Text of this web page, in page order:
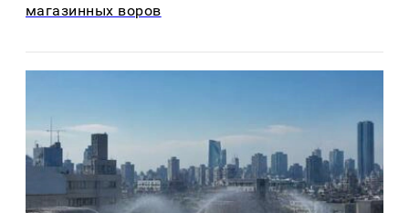
магазинных воров